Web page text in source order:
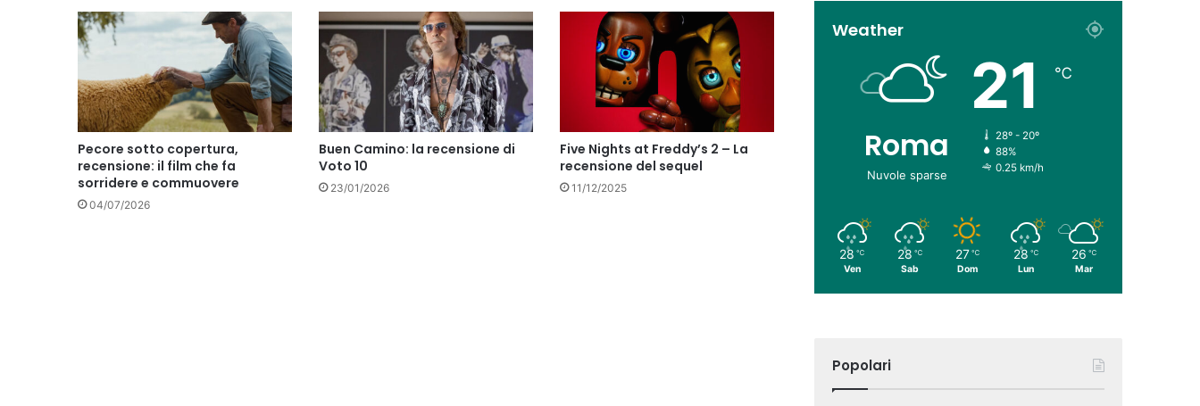
Pecore sotto copertura,
recensione: il film che fa
sorridere e commuovere
04/07/2026
Buen Camino: la recensione di
Voto 10
23/01/2026
Five Nights at Freddy’s 2 – La
recensione del sequel
11/12/2025
Weather
Roma
Nuvole sparse
21 ℃
28º - 20º
88%
0.25 km/h
28 ℃
Ven
28 ℃
Sab
27 ℃
Dom
28 ℃
Lun
26 ℃
Mar
Popolari